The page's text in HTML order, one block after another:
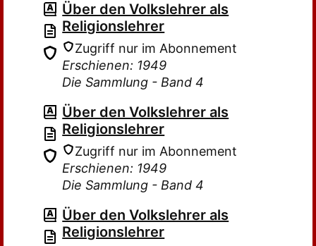
Über den Volkslehrer als
Religionslehrer
Zugriff nur im Abonnement
Erschienen: 1949
Die Sammlung - Band 4
Über den Volkslehrer als
Religionslehrer
Zugriff nur im Abonnement
Erschienen: 1949
Die Sammlung - Band 4
Über den Volkslehrer als
Religionslehrer